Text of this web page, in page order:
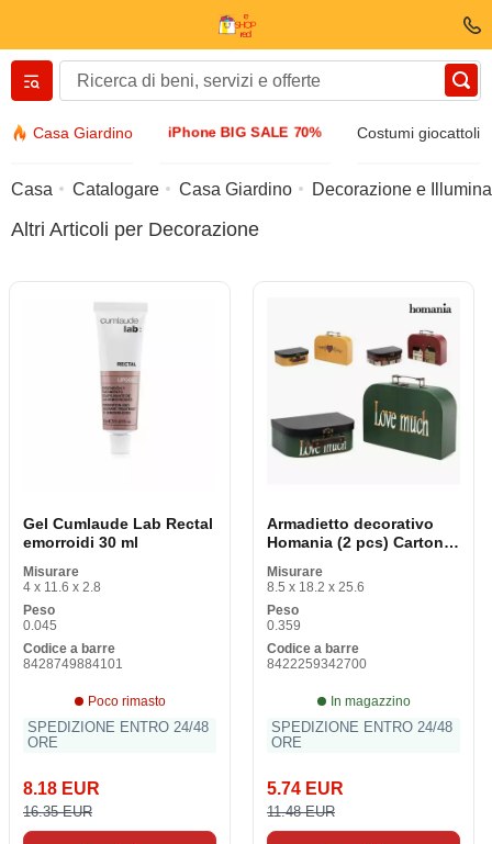
Casa Giardino iPhone BIG SALE 70% Costumi giocattoli
Вернуться назад
Accessori
Orologio di manette
Casa Catalogare Casa Giardino Decorazione e
Altri Articoli per Decorazione
Gel Cumlaude Lab Rectal
emorroidi 30 ml
Misurare
4 x 11.6 x 2.8
Peso
0.045
Codice a barre
8428749884101
Poco rimasto
SPEDIZIONE ENTRO 24/48
ORE
8.18 EUR
16.35 EUR
Armadietto decorativo
Homania (2 pcs) Cartone
Misurare
8.5 x 18.2 x 25.6
Peso
0.359
Codice a barre
8422259342700
In magazzino
SPEDIZIONE ENTRO 24/48
ORE
5.74 EUR
11.48 EUR